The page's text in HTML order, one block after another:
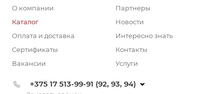
О компании
Каталог
Оплата и доставка
Сертификаты
Вакансии
Партнеры
Новости
Интересно знать
Контакты
Услуги
+375 17 513-99-91 (92, 93, 94)